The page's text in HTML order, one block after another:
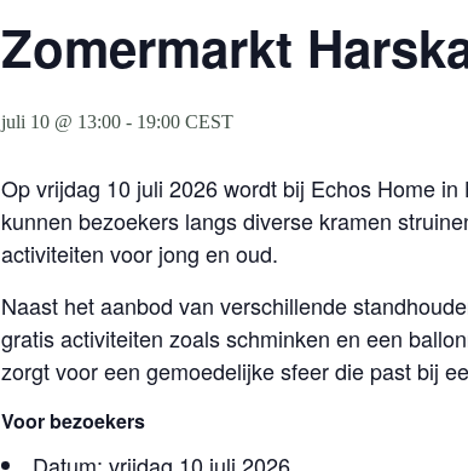
Zomermarkt
juli 10 @ 13:00 - 19:00 CEST
Op vrijdag 10 juli 2026 wordt bij Echos Home
kunnen bezoekers langs diverse kramen
activiteiten voor jong en oud.
Naast het aanbod van verschillende
gratis activiteiten zoals schminken en een
zorgt voor een gemoedelijke sfeer die past bij
Voor bezoekers